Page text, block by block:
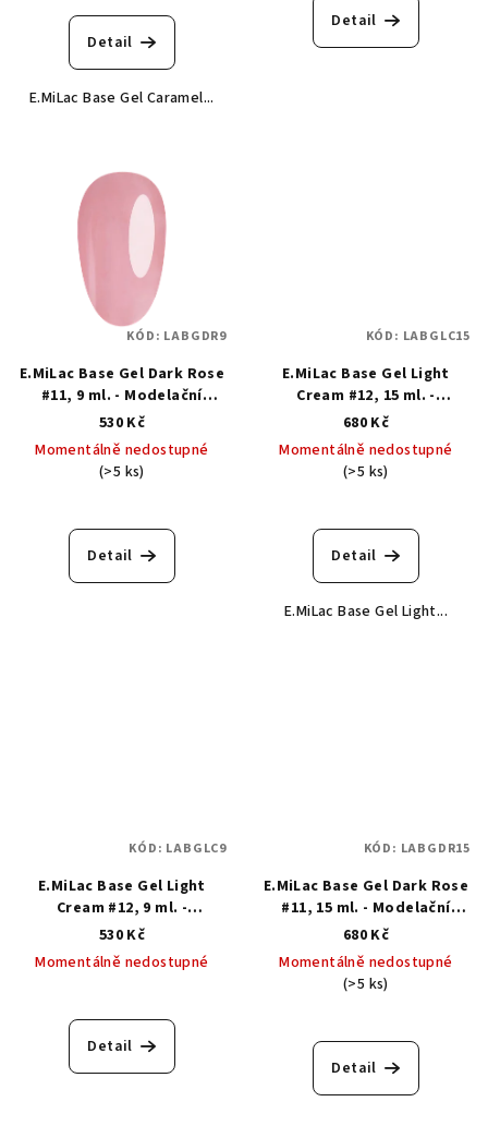
Detail
E.MiLac Base Gel Caramel...
Detail
E.MiLac Base Gel Dark Rose
#11, 9 ml. - Modelační
kamuflážní báze
530 Kč
Momentálně nedostupné
(>5 ks)
Detail
KÓD: LABGDR9
E.MiLac Base Gel Light
Cream #12, 15 ml. -
Modelační kamuflážní báze
680 Kč
Momentálně nedostupné
(>5 ks)
Detail
E.MiLac Base Gel Light...
KÓD: LABGLC15
E.MiLac Base Gel Light
Cream #12, 9 ml. -
Modelační kamuflážní báze
530 Kč
Momentálně nedostupné
Detail
KÓD: LABGLC9
E.MiLac Base Gel Dark Rose
#11, 15 ml. - Modelační
kamuflážní báze
680 Kč
Momentálně nedostupné
(>5 ks)
hodnocení
produktu
Detail
KÓD: LABGDR15